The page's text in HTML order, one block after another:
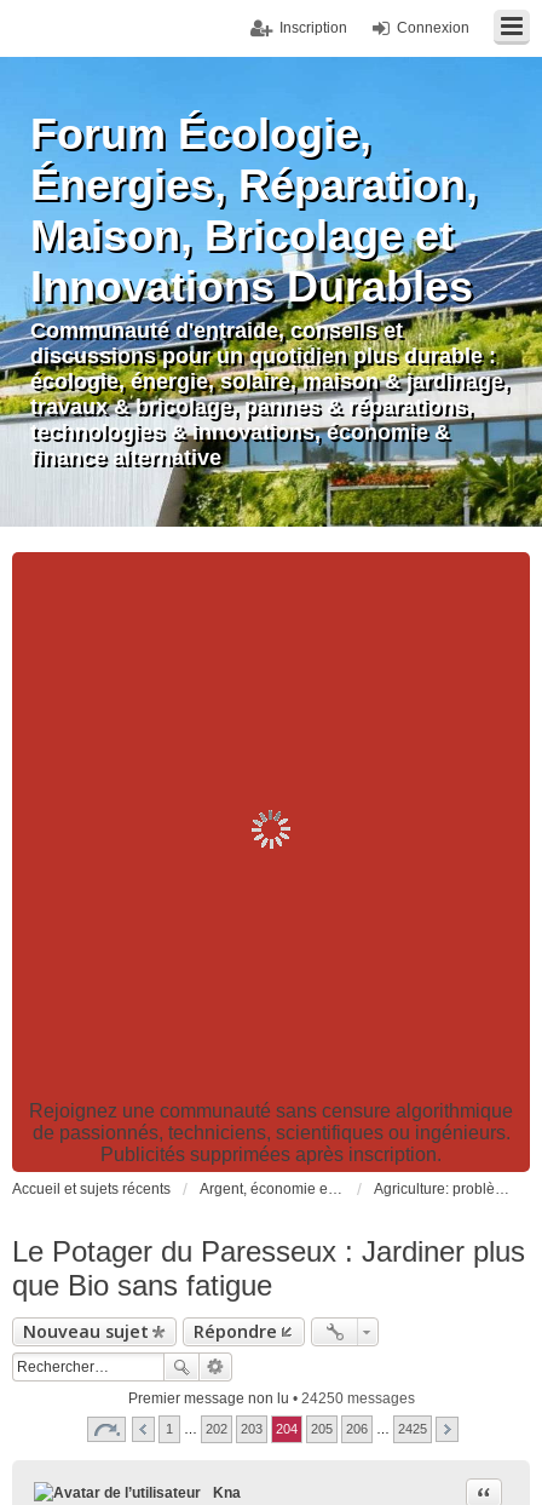
Connexion
Inscription
Forum Écologie,
Énergies, Réparation,
Maison, Bricolage et
Innovations Durables
Communauté d'entraide, conseils et
discussions pour un quotidien plus durable :
écologie, énergie, solaire, maison & jardinage,
travaux & bricolage, pannes & réparations,
technologies & innovations, économie &
finance alternative
Rejoignez une communauté sans censure algorithmique
de passionnés, techniciens, scientifiques ou ingénieurs.
Publicités supprimées après inscription.
Accueil et sujets récents Argent, économie et finance. Alimentation et agriculture. Développement durable, pollution de l'air et catastrophes. Gestion des déchets. Agriculture: problèmes et pollutions, nouvelles techniques et solutions
Le Potager du Paresseux : Jardiner plus
que Bio sans fatigue
Nouveau sujet Répondre
Premier message non lu • 24250 messages
1 202 203 204 205 206 2425
Kna
Citer